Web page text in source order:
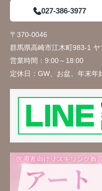
027-386-3977
〒370-0046
群馬県高崎市江木町983-1
営業時間： 9:00～18:00
定休日： GW、お盆、年末年